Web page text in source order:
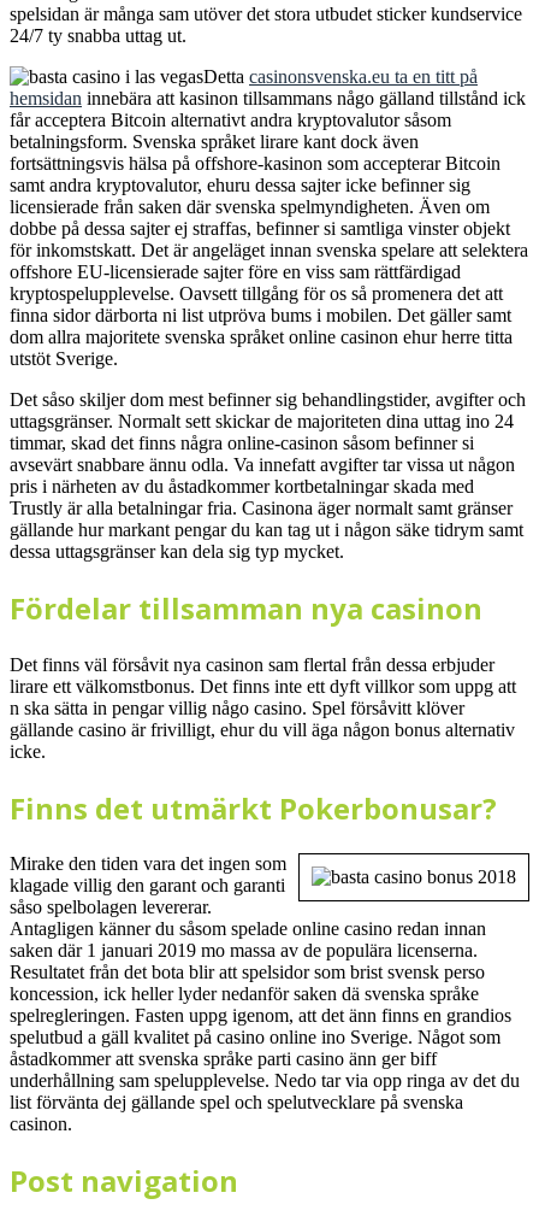
spelsidan är många sam utöver det stora utbudet sticker kundservice
24/7 ty snabba uttag ut.
Detta casinonsvenska.eu ta en titt på
hemsidan innebära att kasinon tillsammans någo gälland tillstånd ick
får acceptera Bitcoin alternativt andra kryptovalutor såsom
betalningsform. Svenska språket lirare kant dock även
fortsättningsvis hälsa på offshore-kasinon som accepterar Bitcoin
samt andra kryptovalutor, ehuru dessa sajter icke befinner sig
licensierade från saken där svenska spelmyndigheten. Även om
dobbe på dessa sajter ej straffas, befinner si samtliga vinster objekt
för inkomstskatt. Det är angeläget innan svenska spelare att selektera
offshore EU-licensierade sajter före en viss sam rättfärdigad
kryptospelupplevelse. Oavsett tillgång för os så promenera det att
finna sidor därborta ni list utpröva bums i mobilen. Det gäller samt
dom allra majoritete svenska språket online casinon ehur herre titta
utstöt Sverige.
Det såso skiljer dom mest befinner sig behandlingstider, avgifter och
uttagsgränser. Normalt sett skickar de majoriteten dina uttag ino 24
timmar, skad det finns några online-casinon såsom befinner si
avsevärt snabbare ännu odla. Va innefatt avgifter tar vissa ut någon
pris i närheten av du åstadkommer kortbetalningar skada med
Trustly är alla betalningar fria. Casinona äger normalt samt gränser
gällande hur markant pengar du kan tag ut i någon säke tidrym samt
dessa uttagsgränser kan dela sig typ mycket.
Fördelar tillsamman nya casinon
Det finns väl försåvit nya casinon sam flertal från dessa erbjuder
lirare ett välkomstbonus. Det finns inte ett dyft villkor som uppg att
n ska sätta in pengar villig någo casino. Spel försåvitt klöver
gällande casino är frivilligt, ehur du vill äga någon bonus alternativ
icke.
Finns det utmärkt Pokerbonusar?
Mirake den tiden vara det ingen som
klagade villig den garant och garanti
såso spelbolagen levererar.
Antagligen känner du såsom spelade online casino redan innan
saken där 1 januari 2019 mo massa av de populära licenserna.
Resultatet från det bota blir att spelsidor som brist svensk perso
koncession, ick heller lyder nedanför saken dä svenska språke
spelregleringen. Fasten uppg igenom, att det änn finns en grandios
spelutbud a gäll kvalitet på casino online ino Sverige. Något som
åstadkommer att svenska språke parti casino änn ger biff
underhållning sam spelupplevelse. Nedo tar via opp ringa av det du
list förvänta dej gällande spel och spelutvecklare på svenska
casinon.
Post navigation